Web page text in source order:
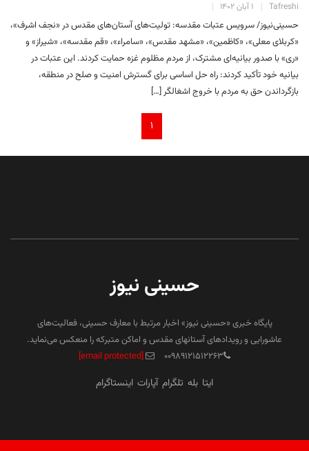
Tafreshi ۱ آبان ۱۴۰۲
حسینی‌نیوز/ سرویس عتبات مقدسه: تولیت‌های آستان‌های مقدس در «نجف اشرف»،
«کربلای معلی»، «کاظمین»، «مشهد مقدس»، «سامراء»، «قم مقدسه»، «شیراز» و
«ری» با صدور بیانیه‌ای مشترک، از مردم مظلوم غزه حمایت کردند. این عتبات در
بیانیه خود تأکید کردند: راه حل اساسی برای گسترش امنیت و صلح در منطقه،
بازگرداندن حق به مردم با خروج اشغالگر […]
۱
حسینی نیوز
پایگاه خبری «حسینی نیوز» اخبار مرتبط با معارف حسینی، فعالیت‌های
عاشورایی و رویدادهای آستانهای مقدس و اماکن متبرکه را منعکس می‌نماید.
۰۰۹۸۹۱۲۱۵۱۲۲۶۳
[email protected]
ایتا بله تلگرام آپارات اینستاگرام